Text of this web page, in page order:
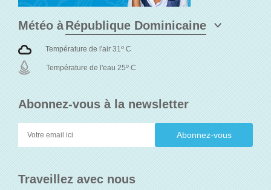
Abonnez-vous à la newsletter
Traveillez avec nous
Météo à
Température de l'air 31o C
Température de l'eau 25o C